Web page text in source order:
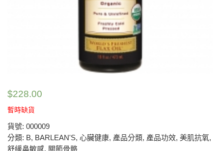
$228.00
暫時缺貨
貨號: 000009
分類: B, BARLEAN'S, 心臟健康, 產品分類, 產品功效, 美肌抗氧,
舒緩鼻敏感, 關節骨骼